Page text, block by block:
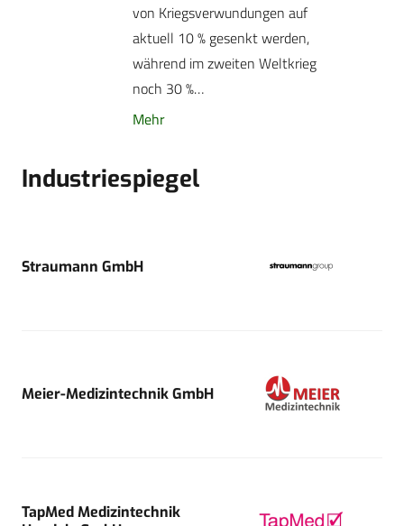
von Kriegsverwundungen auf
aktuell 10 % gesenkt werden,
während im zweiten Weltkrieg
noch 30 %…
Mehr
Industriespiegel
Straumann GmbH
Meier-Medizintechnik GmbH
TapMed Medizintechnik